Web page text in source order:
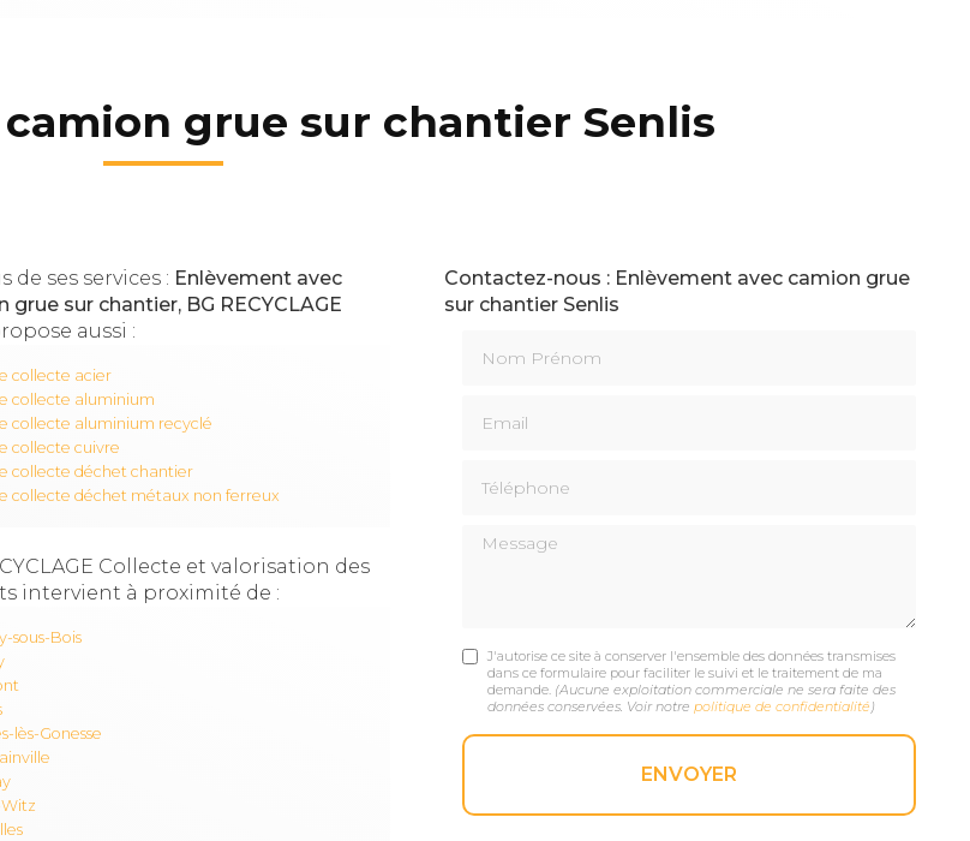
grue sur chantier Senlis
de ses services : Enlèvement avec
grue sur chantier, BG RECYCLAGE
aussi :
collecte acier
collecte aluminium
collecte aluminium recyclé
collecte cuivre
collecte déchet chantier
collecte déchet métaux non ferreux
Collecte et valorisation des
intervient à proximité de :
sous-Bois
lès-Gonesse
Contactez-nous : Enlèvement avec camion grue
sur chantier Senlis
Message
J'autorise ce site à conserver l'ensemble des données transmises
dans ce formulaire pour faciliter le suivi et le traitement de ma
demande. (Aucune exploitation commerciale ne sera faite des
données conservées. Voir notre politique de confidentialité )